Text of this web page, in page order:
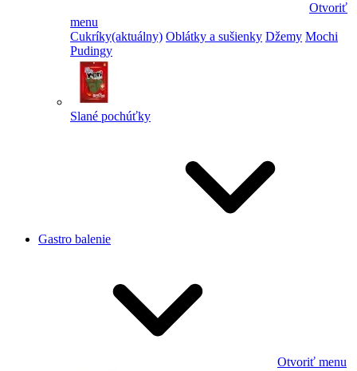
Otvoriť
menu
Cukríky(aktuálny) Oblátky a sušienky Džemy Mochi
Pudingy
Slané pochúťky
Gastro balenie
Otvoriť menu